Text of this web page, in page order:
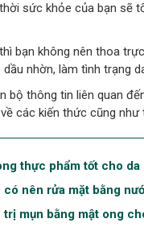
sức khỏe của bạn sẽ
bạn không nên thoa
nhờn, làm tình trạng
bộ thông tin liên quan
các kiến thức cũng
thực phẩm tốt cho da
có nên rửa mặt bằng
trị mụn bằng mật ong